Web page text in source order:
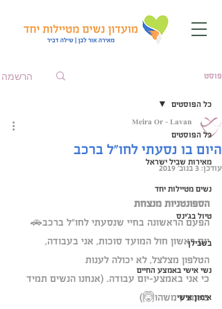
פוסט הרשמה
כל הפוסטים
מאירות שביל ישראל
נשים מטיילות יחד
טיול בג'ינס
בשבילן
נשי אישי באמצע החיים
אימון אישי
כל הפוסטים
היום בו נסעתי לחו"ל ברכב
Meira Or - Lavan
עודכן: 3 בנוב׳ 2019
הספונטניות מנצחת
הפעם הראשונה בחיי שנסעתי לחו"ל ברכב🚗
יום ראשון חול המועד סוכות, אני בעבודה,
הטלפון מצלצל, לא יכולה לענות
כי אני באמצע-יום עבודה. (אנחנו הנשים תמיד
באמצע משהו🙆)